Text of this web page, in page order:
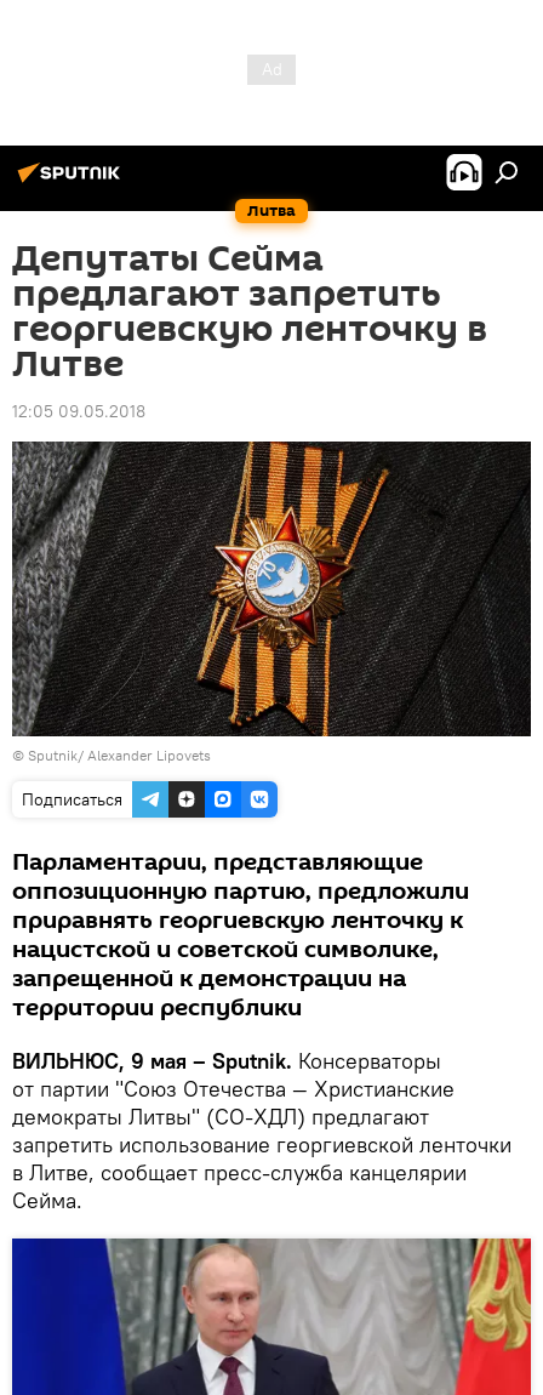
Литва
Депутаты Сейма
предлагают запретить
георгиевскую ленточку в
Литве
12:05 09.05.2018
© Sputnik/ Alexander Lipovets
Подписаться
Парламентарии, представляющие
оппозиционную партию, предложили
приравнять георгиевскую ленточку к
нацистской и советской символике,
запрещенной к демонстрации на
территории республики
ВИЛЬНЮС, 9 мая – Sputnik. Консерваторы
от партии "Союз Отечества — Христианские
демократы Литвы" (СО-ХДЛ) предлагают
запретить использование георгиевской ленточки
в Литве, сообщает пресс-служба канцелярии
Сейма.